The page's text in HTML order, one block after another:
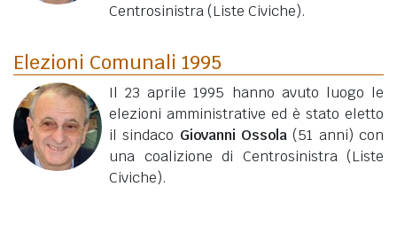
Centrosinistra (Liste Civiche).
Elezioni Comunali 1995
Il 23 aprile 1995 hanno avuto luogo le
elezioni amministrative ed è stato eletto
il sindaco Giovanni Ossola (51 anni) con
una coalizione di Centrosinistra (Liste
Civiche).